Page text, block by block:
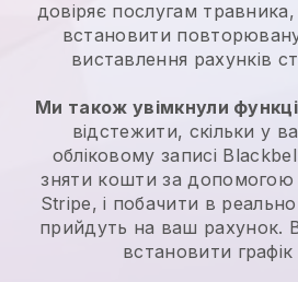
довіряє послугам
встановити
виставлення рахунків
Ми також увімкнули
відстежити, скільки у
обліковому записі
зняти кошти за допомогою
Stripe, і побачити в
прийдуть на ваш рахунок.
встановити